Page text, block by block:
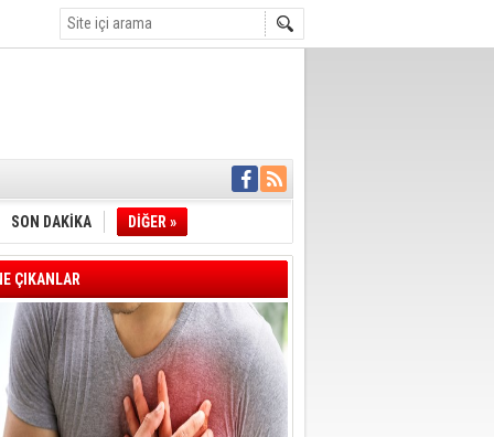
ALINACAK
TAHLİYE
DERNEĞİ
ÇİZGİMİZ
ALANA
KARARTMA
VERİLDİ
VELİ AĞBABA
SON DAKİKA DİĞER »
ÇIKANLAR